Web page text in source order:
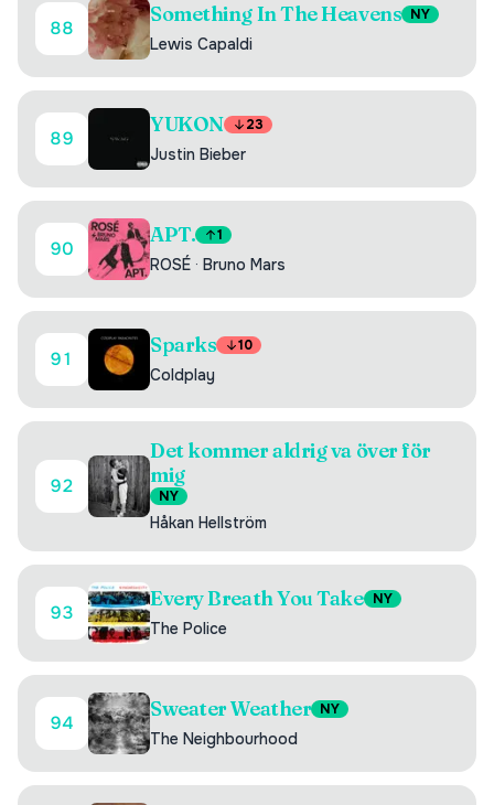
88
Something In The Heavens NY
Lewis Capaldi
89
YUKON 23
Justin Bieber
90
APT. 1
ROSÉ · Bruno Mars
91
Sparks 10
Coldplay
92
Det kommer aldrig va över för
mig
NY
Håkan Hellström
93
Every Breath You Take NY
The Police
94
Sweater Weather NY
The Neighbourhood